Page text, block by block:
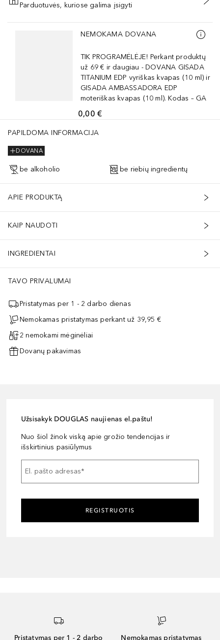
PRIDĖTI Į KREPŠELĮ
Parduotuvės, kuriose galima įsigyti
Praleisti slankiklį
NEMOKAMA DOVANA
TIK PROGRAMĖLĖJE! Perkant produktų
už 69 € ir daugiau - DOVANA GISADA
TITANIUM EDP vyriškas kvapas (10 ml) ir
GISADA AMBASSADORA EDP
moteriškas kvapas (10 ml). Kodas – GA
0,00 €
PAPILDOMA INFORMACIJA
DOVANA
be alkoholio be riebių ingredientų
APIE PRODUKTĄ
KAIP NAUDOTI
INGREDIENTAI
TAVO PRIVALUMAI
Pristatymas per 1 - 2 darbo dienas
Nemokamas pristatymas perkant už 39,95 €
2 nemokami mėginėliai
Dovanų pakavimas
Užsisakyk DOUGLAS naujienas el.paštu!
Nuo šiol žinok viską apie grožio tendencijas ir
išskirtinius pasiūlymus
El. pašto adresas*
REGISTRUOTIS
Pristatymas per 1 - 2 darbo Nemokamas pristatymas